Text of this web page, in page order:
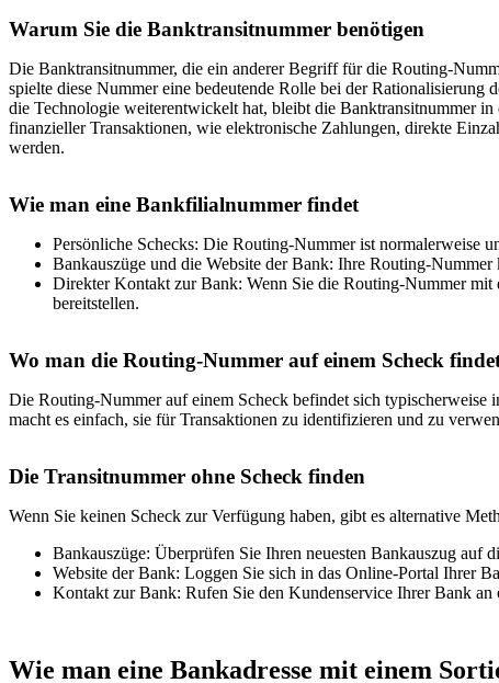
Warum Sie die Banktransitnummer benötigen
Die Banktransitnummer, die ein anderer Begriff für die Routing-
spielte diese Nummer eine bedeutende Rolle bei der
die Technologie weiterentwickelt hat, bleibt die Banktransitnummer
finanzieller Transaktionen, wie elektronische Zahlungen, direkte
werden.
Wie man eine Bankfilialnummer findet
Persönliche Schecks: Die Routing-Nummer ist normalerweise
Bankauszüge und die Website der Bank: Ihre Routing-
Direkter Kontakt zur Bank: Wenn Sie die Routing-Nummer
bereitstellen.
Wo man die Routing-Nummer auf einem Scheck
Die Routing-Nummer auf einem Scheck befindet sich typischerweise
macht es einfach, sie für Transaktionen zu identifizieren und zu
Die Transitnummer ohne Scheck finden
Wenn Sie keinen Scheck zur Verfügung haben, gibt es alternative
Bankauszüge: Überprüfen Sie Ihren neuesten Bankauszug auf
Website der Bank: Loggen Sie sich in das Online-Portal Ihrer
Kontakt zur Bank: Rufen Sie den Kundenservice Ihrer Bank
Wie man eine Bankadresse mit einem